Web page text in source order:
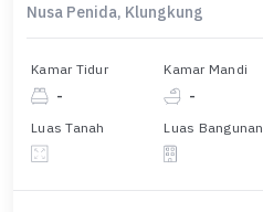
Nusa Penida, Klungkung
Kamar Tidur
-
Kamar Mandi
-
Luas Tanah Luas Bangunan